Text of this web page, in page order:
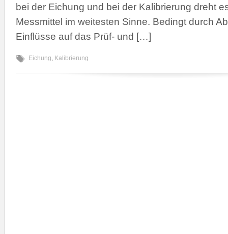
bei der Eichung und bei der Kalibrierung dreht
Messmittel im weitesten Sinne. Bedingt durch
Einflüsse auf das Prüf- und […]
Eichung Kalibrierung